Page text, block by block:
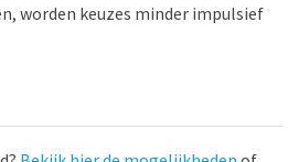
worden keuzes minder impulsief